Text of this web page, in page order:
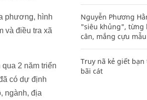
phương, hình
và điều tra xã
2 năm triển
có dự định
ngành, địa
Nguyễn Phương
"siêu khủng", từng
cân, mắng cựu
Truy nã kẻ giết
bãi cát